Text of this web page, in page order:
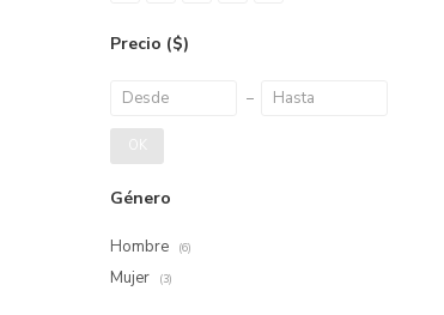
Precio ($)
OK
Género
Hombre (6)
Mujer (3)